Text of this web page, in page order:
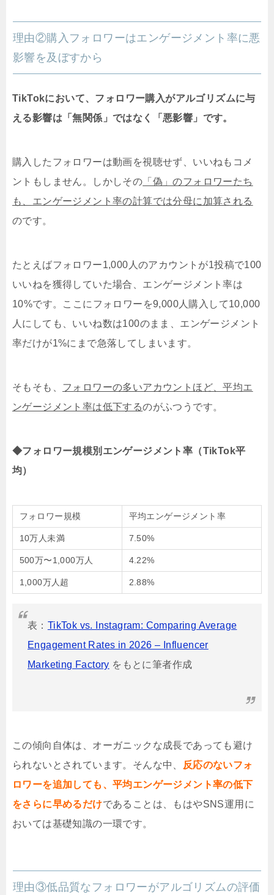
理由②購入フォロワーはエンゲージメント率に悪
影響を及ぼすから
TikTokにおいて、フォロワー購入がアルゴリズムに与
える影響は「無関係」ではなく「悪影響」です。
購入したフォロワーは動画を視聴せず、いいねもコメ
ントもしません。しかしその 「偽」のフォロワーたち
も、 エンゲージメント率の計算では分母に加算される
のです。
たとえばフォロワー1,000人のアカウントが1投稿で100
いいねを獲得していた場合、エンゲージメント率は
10%です。ここにフォロワーを9,000人購入して10,000
人にしても、いいね数は100のまま、 エンゲージメント
率だけが1%にまで急落してしまいます。
そもそも、 フォロワーの多いアカウントほど、平均エ
ンゲージメント率は低下するのがふつうです。
◆フォロワー規模別エンゲージメント率（TikTok平
均）
フォロワー規模 平均エンゲージメント率
10万人未満 7.50%
500万〜1,000万人 4.22%
1,000万人超 2.88%
表： TikTok vs. Instagram: Comparing Average
Engagement Rates in 2026 – Influencer
Marketing Factory をもとに筆者作成
この傾向自体は、オーガニックな成長であっても避け
られないとされています。そんな中、
反応のないフォ
ロワーを追加しても、平均エンゲージメント率の低下
をさらに早めるだけである ことは、もはやSNS運用に
おいては基礎知識の一環です。
理由③低品質なフォロワーがアルゴリズムの評価